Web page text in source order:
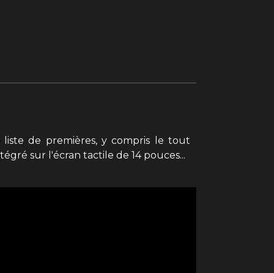
de premières, y compris le tout
sur l'écran tactile de 14 pouces...